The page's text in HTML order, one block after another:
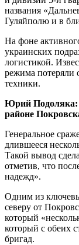
названия
Гуляйполю и в
На фоне
украинских
логистикой.
режима потеряли
техники.
Юрий Подоляка:
районе
Генеральное
длившееся
Такой вывод
отметив, что
надежд».
Одним из
северу от
который
который с обеих
бригад.